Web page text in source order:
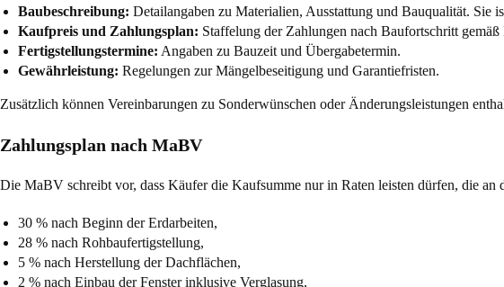
Baubeschreibung: Detailangaben zu Materialien, Ausstattung und Bauqualität. Sie
Kaufpreis und Zahlungsplan: Staffelung der Zahlungen nach Baufortschritt
Fertigstellungstermine: Angaben zu Bauzeit und Übergabetermin.
Gewährleistung: Regelungen zur Mängelbeseitigung und Garantiefristen.
Zusätzlich können Vereinbarungen zu Sonderwünschen oder Änderungsleistungen
Zahlungsplan nach MaBV
Die MaBV schreibt vor, dass Käufer die Kaufsumme nur in Raten leisten dürfen, die an
30 % nach Beginn der Erdarbeiten,
28 % nach Rohbaufertigstellung,
5 % nach Herstellung der Dachflächen,
2 % nach Einbau der Fenster inklusive Verglasung,